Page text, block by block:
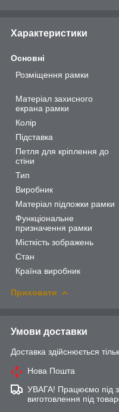
Характеристики
Основні
Розміщення рамки
Матеріал захисного
екрана рамки
Колір
Підставка
Петля для кріплення до
стіни
Тип
Виробник
Матеріал підложки рамки
Функціональне
призначення рамки
Місткість зображень
Стан
Країна виробник
Приховати
Умови доставки
Доставка здійснюється
Нова Пошта
УВАГА! Працюємо під
виготовлення під